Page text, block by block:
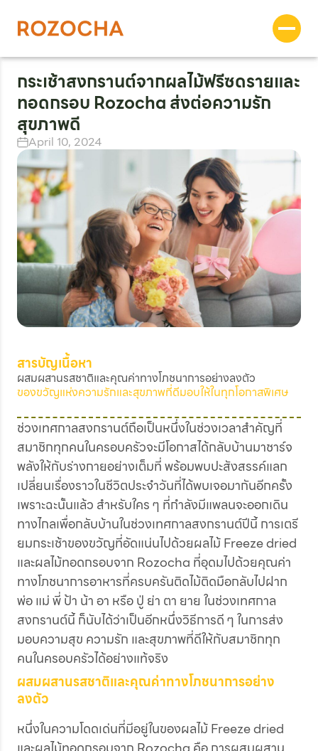
กระเช้าสงกรานต์จากผลไม้ฟรีซดรายและ
ทอดกรอบ Rozocha ส่งต่อความรัก
สุขภาพดี
April 10, 2024
ช่วงเทศกาลสงกรานต์ถือเป็นหนึ่งในช่วงเวลาสำคัญที่
สมาชิกทุกคนในครอบครัวจะมีโอกาสได้กลับบ้านมาชาร์จ
พลังให้กับร่างกายอย่างเต็มที่ พร้อมพบปะสังสรรค์แลก
เปลี่ยนเรื่องราวในชีวิตประจำวันที่ได้พบเจอมากันอีกครั้ง
เพราะฉะนั้นแล้ว สำหรับใคร ๆ ที่กำลังมีแพลนจะออกเดิน
ทางไกลเพื่อกลับบ้านในช่วงเทศกาลสงกรานต์ปีนี้ การเตรี
ยมกระเช้าของขวัญที่อัดแน่นไปด้วยผลไม้ Freeze dried
และผลไม้ทอดกรอบจาก Rozocha ที่อุดมไปด้วยคุณค่า
ทางโภชนาการอาหารที่ครบครันติดไม้ติดมือกลับไปฝาก
พ่อ แม่ พี่ ป้า น้า อา หรือ ปู่ ย่า ตา ยาย ในช่วงเทศกาล
สงกรานต์นี้ ก็นับได้ว่าเป็นอีกหนึ่งวิธีการดี ๆ ในการส่ง
มอบความสุข ความรัก และสุขภาพที่ดีให้กับสมาชิกทุก
คนในครอบครัวได้อย่างแท้จริง
ผสมผสานรสชาติและคุณค่าทางโภชนาการอย่าง
ลงตัว
หนึ่งในความโดดเด่นที่มีอยู่ในของผลไม้ Freeze dried
สารบัญเนื้อหา
ผสมผสานรสชาติและคุณค่าทางโภชนาการอย่างลงตัว
ของขวัญแห่งความรักและสุขภาพที่ดีมอบให้ในทุกโอกาสพิเศษ